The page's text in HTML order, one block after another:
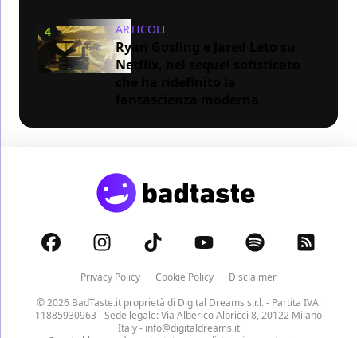
4 ARTICOLI
Ryan Gosling e Jared Leto su
Netflix, nel sequel sofisticato
Privacy Policy Cookie Policy
Disclaimer
© 2026 BadTaste.it proprietà di Digital Dreams s.r.l.- Partita IVA:
11885930963 - Sede legale: Via Alberico Albricci 8, 20122 Milano
Italy - info@digitaldreams.it